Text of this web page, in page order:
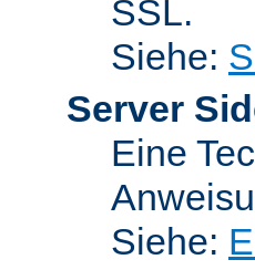
SSL.
Siehe:
Server
Eine
Siehe: